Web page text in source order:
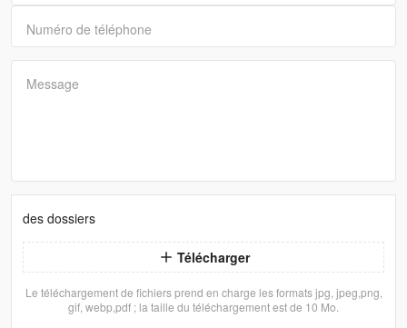
Numéro de téléphone
Message
des dossiers
Télécharger
Le téléchargement de fichiers prend en charge les formats jpg, jpeg,png,
gif, webp,pdf ; la taille du téléchargement est de 10 Mo.